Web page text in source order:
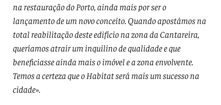
na restauração do Porto, ainda mais por ser o
lançamento de um novo conceito. Quando apostámos na
total reabilitação deste edifício na zona da Cantareira,
queríamos atrair um inquilino de qualidade e que
beneficiasse ainda mais o imóvel e a zona envolvente.
Temos a certeza que o Habitat será mais um sucesso na
cidade».